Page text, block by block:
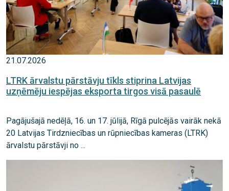
21.07.2026
LTRK ārvalstu pārstāvju tīkls stiprina Latvijas
uzņēmēju iespējas eksporta tirgos visā pasaulē
Pagājušajā nedēļā, 16. un 17. jūlijā, Rīgā pulcējās vairāk nekā
20 Latvijas Tirdzniecības un rūpniecības kameras (LTRK)
ārvalstu pārstāvji no ...